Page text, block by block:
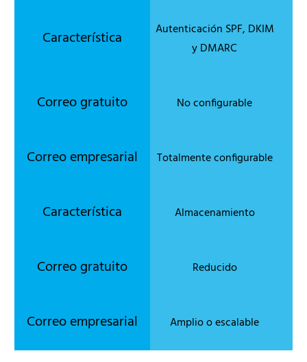
Autenticación SPF, DKIM
y DMARC
No configurable
Totalmente configurable
Almacenamiento
Reducido
Amplio o escalable